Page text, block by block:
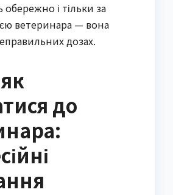
обережно і тільки за
ветеринара — вона
дозах.
до